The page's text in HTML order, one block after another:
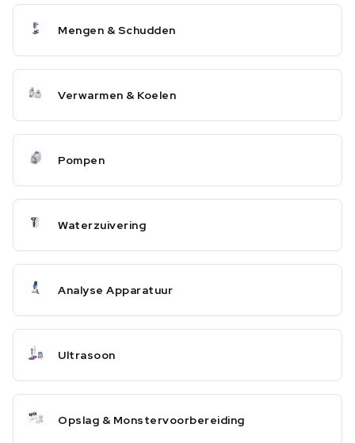
Mengen & Schudden
Verwarmen & Koelen
Pompen
Waterzuivering
Analyse Apparatuur
Ultrasoon
Opslag & Monstervoorbereiding